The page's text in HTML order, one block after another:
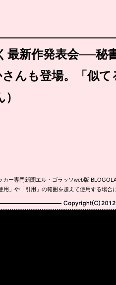
最新作発表会──秘
んも登場。「似
カー専門新聞エル・ゴラッソweb版
用」や「引用」の範囲を超えて使用する場
Copyright(C)2010-